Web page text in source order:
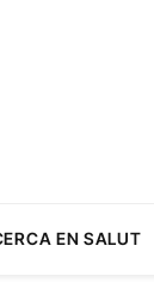
EN SALUT